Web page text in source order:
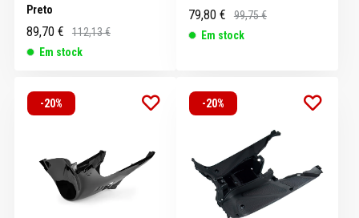
Preto
89,70 €
112,13 €
Em stock
79,80 €
99,75 €
Em stock
-20% -20%